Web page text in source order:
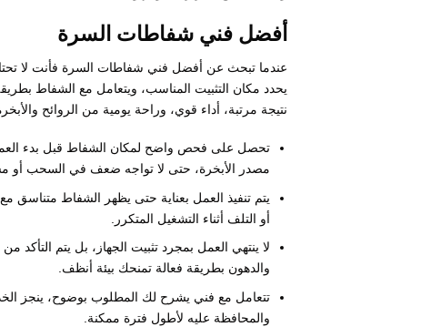
أفضل فني شفاطات السرة
عندما تبحث عن أفضل فني شفاطات السرة فأنت لا
يحدد مكان التثبيت المناسب، ويتعامل مع الشفاط
نتيجة مرتبة، أداء قوي، وراحة يومية من الروائح
تحصل على فحص واضح لمكان الشفاط قبل بدء
مصدر الأبخرة، حتى لا تواجه ضعف في السحب أو
يتم تنفيذ العمل بعناية حتى يظهر الشفاط
أو التلف أثناء التشغيل المتكرر.
لا ينتهي العمل بمجرد تثبيت الجهاز، بل يتم
والدهون بطريقة فعالة تمنحك بيئة أنظف.
تتعامل مع فني يشرح لك المطلوب بوضوح، ينجز
والمحافظة عليه لأطول فترة ممكنة.